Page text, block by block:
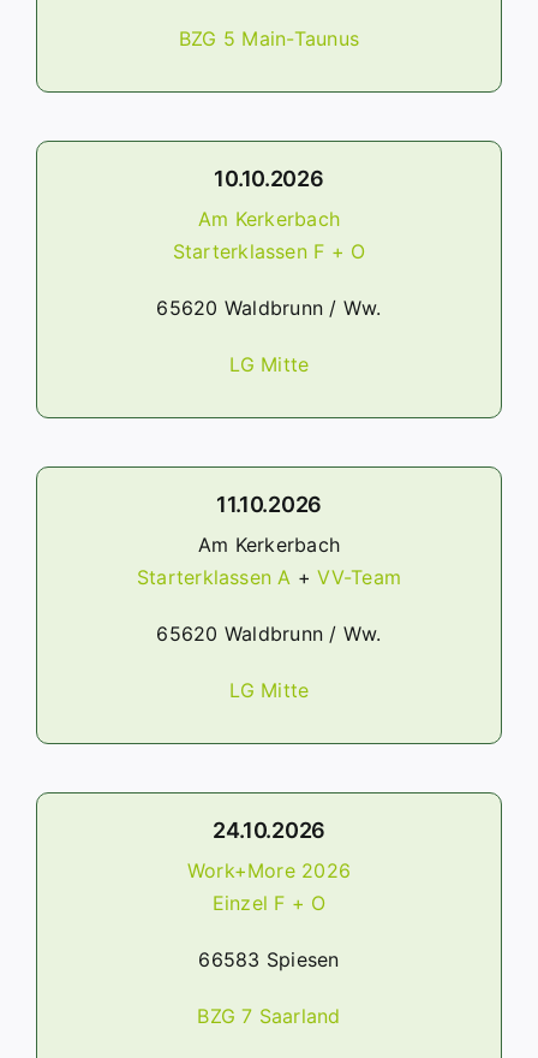
BZG 5 Main-Taunus
10.10.2026
Am Kerkerbach
Starterklassen F + O
65620 Waldbrunn / Ww.
LG Mitte
11.10.2026
Am Kerkerbach
Starterklassen A +VV-Team
65620 Waldbrunn / Ww.
LG Mitte
24.10.2026
Work+More 2026
Einzel F + O
66583 Spiesen
BZG 7 Saarland